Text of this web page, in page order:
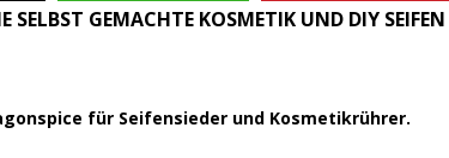
SELBST GEMACHTE KOSMETIK UND DIY SEIFEN
für Seifensieder und Kosmetikrührer.